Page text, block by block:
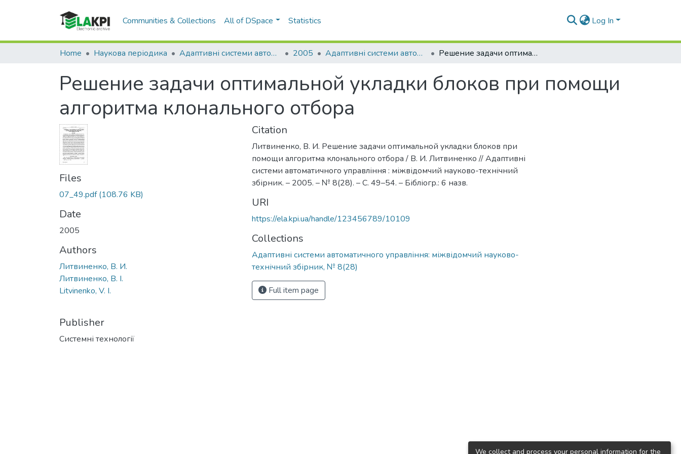
Communities & Collections All of DSpace Statistics Log In
Home Наукова періодика Адаптивні системи автоматичного управління 2005 Адаптивні системи автоматичного управління: міжвідомчий науково-технічний збірник, № 8(28) Решение задачи оптимальной укладки блоков при помощи алгоритма клонального отбора
Решение задачи оптимальной укладки блоков при помощи
алгоритма клонального отбора
Files
07_49.pdf(108.76 KB)
Date
2005
Authors
Литвиненко, В. И.
Литвиненко, В. І.
Litvinenko, V. I.
Publisher
Системні технології
Citation
Литвиненко, В. И. Решение задачи оптимальной укладки блоков при
помощи алгоритма клонального отбора / В. И. Литвиненко // Адаптивні
системи автоматичного управління : міжвідомчий науково-технічний
збірник. – 2005. – № 8(28). – С. 49–54. – Бібліогр.: 6 назв.
URI
https://ela.kpi.ua/handle/123456789/10109
Collections
Адаптивні системи автоматичного управління: міжвідомчий науково-
технічний збірник, № 8(28)
Full item page
We collect and process your personal information for the